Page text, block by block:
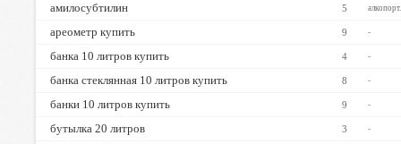
амилосубтилин 5
ареометр купить 9 -
банка 10 литров купить 4 -
банка стеклянная 10 литров купить 8 -
банки 10 литров купить 9 -
бутылка 20 литров 3 -